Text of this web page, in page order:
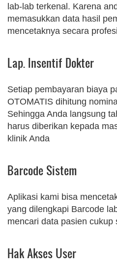
lab-lab terkenal. Karena
memasukkan data hasil
mencetaknya secara
Lap. Insentif Dokter
Setiap pembayaran biaya
OTOMATIS dihitung
Sehingga Anda langsung
harus diberikan kepada
klinik Anda
Barcode Sistem
Aplikasi kami bisa
yang dilengkapi Barcode
mencari data pasien cukup
Hak Akses User